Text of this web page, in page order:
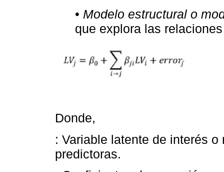
• Modelo estructural o
que explora las
Donde,
: Variable latente de interés
predictoras.